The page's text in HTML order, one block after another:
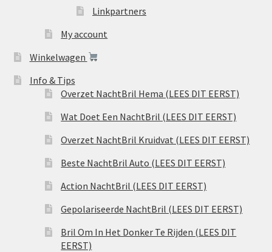
Linkpartners
My account
Winkelwagen
Info & Tips
Overzet NachtBril Hema (LEES DIT EERST)
Wat Doet Een NachtBril (LEES DIT EERST)
Overzet NachtBril Kruidvat (LEES DIT EERST)
Beste NachtBril Auto (LEES DIT EERST)
Action NachtBril (LEES DIT EERST)
Gepolariseerde NachtBril (LEES DIT EERST)
Bril Om In Het Donker Te Rijden (LEES DIT
EERST)